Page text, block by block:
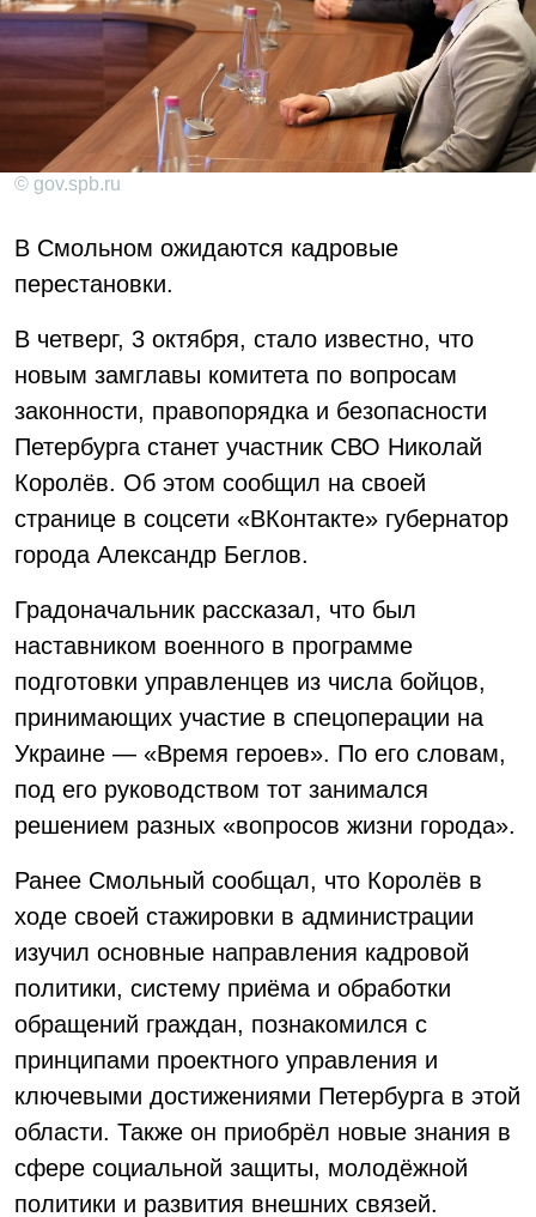
© gov.spb.ru
В Смольном ожидаются кадровые
перестановки.
В четверг, 3 октября, стало известно, что
новым замглавы комитета по вопросам
законности, правопорядка и безопасности
Петербурга станет участник СВО Николай
Королёв. Об этом сообщил на своей
странице в соцсети «ВКонтакте» губернатор
города Александр Беглов.
Градоначальник рассказал, что был
наставником военного в программе
подготовки управленцев из числа бойцов,
принимающих участие в спецоперации на
Украине — «Время героев». По его словам,
под его руководством тот занимался
решением разных «вопросов жизни города».
Ранее Смольный сообщал, что Королёв в
ходе своей стажировки в администрации
изучил основные направления кадровой
политики, систему приёма и обработки
обращений граждан, познакомился с
принципами проектного управления и
ключевыми достижениями Петербурга в этой
области. Также он приобрёл новые знания в
сфере социальной защиты, молодёжной
политики и развития внешних связей.